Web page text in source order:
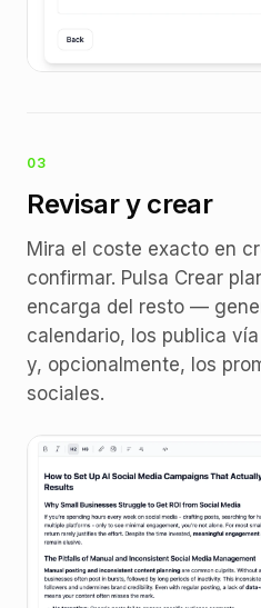
03
Revisar y crear
Mira el coste exacto en
confirmar. Pulsa Crear
encarga del resto —
calendario, los publica
y, opcionalmente, los
sociales.